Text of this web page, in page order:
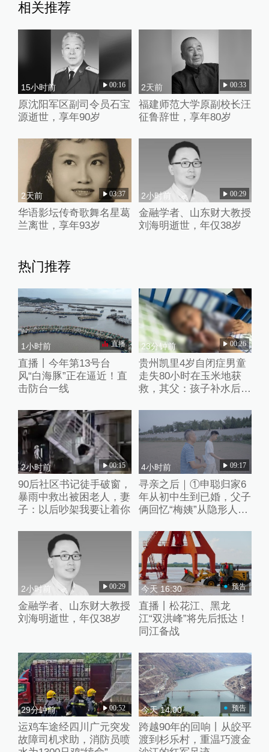
相关推荐
15小时前 00:16
原沈阳军区副司令员石宝
源逝世，享年90岁
2天前 00:33
福建师范大学原副校长汪
征鲁辞世，享年80岁
2天前 03:37
华语影坛传奇歌舞名星葛
兰离世，享年93岁
2小时前 00:29
金融学者、山东财大教授
刘海明逝世，年仅38岁
热门推荐
1小时前 直播
直播丨今年第13号台
风“白海豚”正在逼近！直
击防台一线
23分钟前 00:26
贵州凯里4岁自闭症男童
走失80小时在玉米地获
救，其父：孩子补水后脸
2小时前 00:15
90后社区书记徒手破窗，
暴雨中救出被困老人，妻
子：以后吵架我要让着你
4小时前 09:17
寻亲之后｜①申聪归家6
年从初中生到已婚，父子
俩回忆“梅姨”从隐形人
2小时前 00:29
金融学者、山东财大教授
刘海明逝世，年仅38岁
今天 16:30 预告
直播丨松花江、黑龙
江“双洪峰”将先后抵达！
同江备战
29分钟前 00:52
运鸡车途经四川广元突发
故障司机求助，消防员喷
今天 14:00 预告
跨越90年的回响丨从皎平
渡到杉乐村，重温巧渡金